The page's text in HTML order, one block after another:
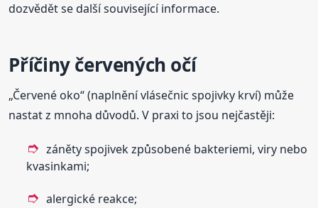
dozvědět se další související informace.
Příčiny červených očí
„Červené oko“ (naplnění vlásečnic spojivky krví) může
nastat z mnoha důvodů. V praxi to jsou nejčastěji:
záněty spojivek způsobené bakteriemi, viry nebo
kvasinkami;
alergické reakce;